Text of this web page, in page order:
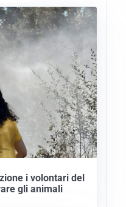
i volontari del
gli animali